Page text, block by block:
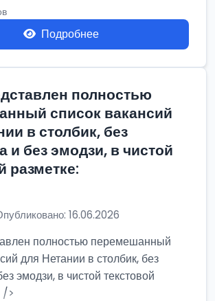
Подробнее
полностью
список вакансий
в столбик, без
и без эмодзи, в чистой
разметке:
16.06.2026
полностью перемешанный
для Нетании в столбик, без
эмодзи, в чистой текстовой
/>